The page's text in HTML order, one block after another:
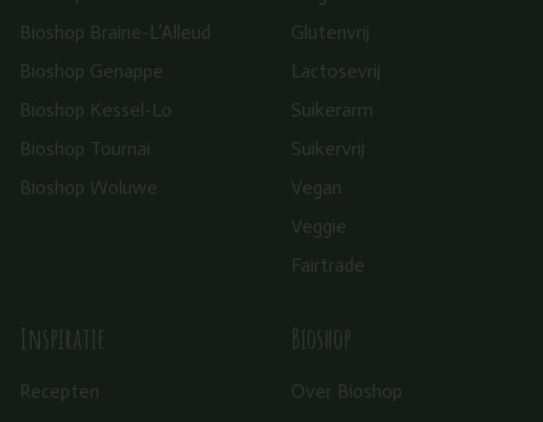
Bioshop Braine-L’Alleud
Bioshop Genappe
Bioshop Kessel-Lo
Bioshop Tournai
Bioshop Woluwe
Glutenvrij
Lactosevrij
Suikerarm
Suikervrij
Vegan
Veggie
Fairtrade
Inspiratie
Recepten
Bioshop
Over Bioshop